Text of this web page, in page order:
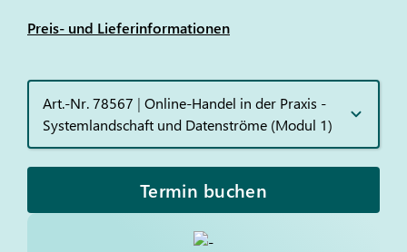
Preis- und Lieferinformationen
Art.-Nr. 78567 | Online-Handel in der Praxis -
Systemlandschaft und Datenströme (Modul 1)
Termin buchen